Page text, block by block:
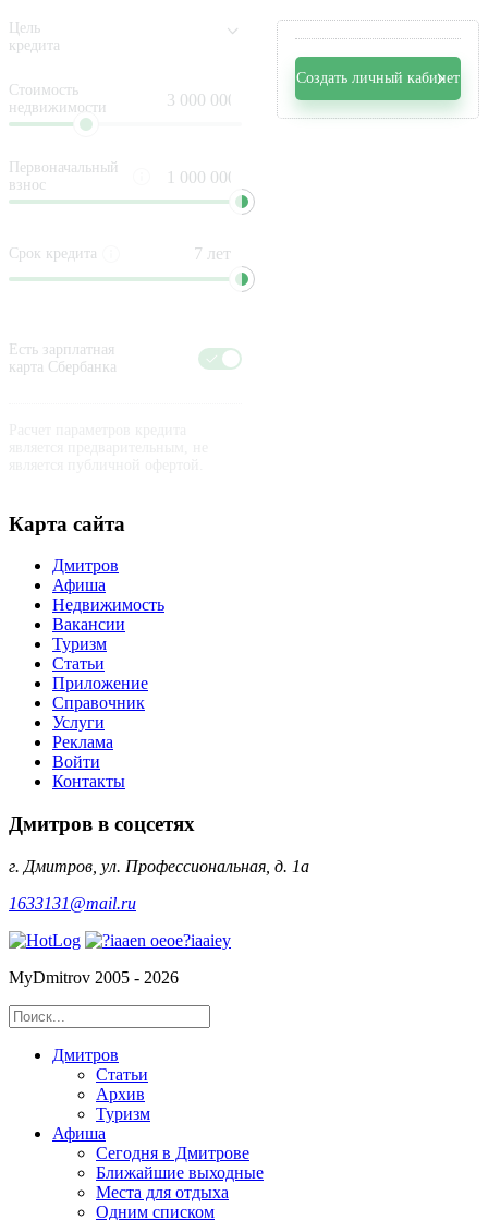
Цель
кредита
Стоимость
недвижимости
Первоначальный
взнос
Срок кредита
Есть зарплатная
карта Сбербанка
Создать личный кабинет
Карта сайта
Дмитров
Афиша
Недвижимость
Вакансии
Туризм
Статьи
Приложение
Справочник
Услуги
Реклама
Войти
Контакты
Дмитров в соцсетях
г. Дмитров, ул. Профессиональная, д. 1а
1633131@mail.ru
MyDmitrov 2005 - 2026
Дмитров
Статьи
Архив
Туризм
Афиша
Сегодня в Дмитрове
Ближайшие выходные
Места для отдыха
Одним списком